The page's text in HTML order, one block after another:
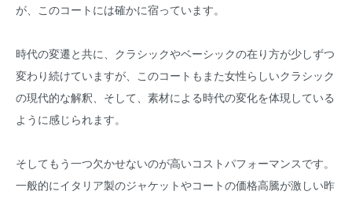
が、このコートには確かに宿っています。
時代の変遷と共に、クラシックやベーシックの在り方が少しずつ
変わり続けていますが、このコートもまた女性らしいクラシック
の現代的な解釈、そして、素材による時代の変化を体現している
ように感じられます。
そしてもう一つ欠かせないのが高いコストパフォーマンスです。
一般的にイタリア製のジャケットやコートの価格高騰が激しい昨